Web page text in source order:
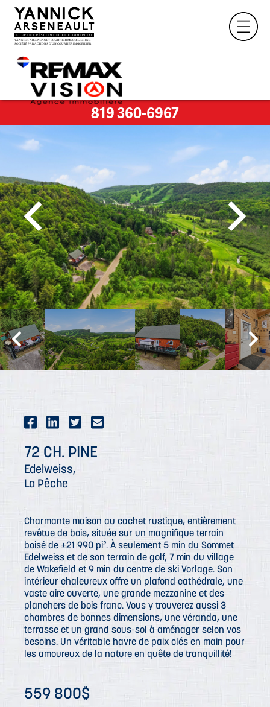
819 360-6967
72 CH. PINE
Edelweiss,
La Pêche
Charmante maison au cachet rustique, entièrement
revêtue de bois, située sur un magnifique terrain
boisé de ±21 990 pi². À seulement 5 min du Sommet
Edelweiss et de son terrain de golf, 7 min du village
de Wakefield et 9 min du centre de ski Vorlage. Son
intérieur chaleureux offre un plafond cathédrale, une
vaste aire ouverte, une grande mezzanine et des
planchers de bois franc. Vous y trouverez aussi 3
chambres de bonnes dimensions, une véranda, une
terrasse et un grand sous-sol à aménager selon vos
besoins. Un véritable havre de paix clés en main pour
les amoureux de la nature en quête de tranquillité!
559 800$